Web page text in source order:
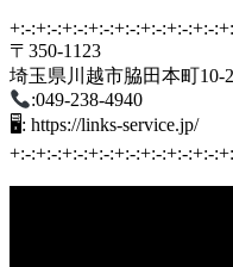
+:-:+:-:+:-:+:-:+:-:+:-:+:-:+:-
〒350-1123
埼玉県川越市脇田本町10-
:049-238-4940
🖥: https://links-service.jp/
+:-:+:-:+:-:+:-:+:-:+:-:+:-:+:-